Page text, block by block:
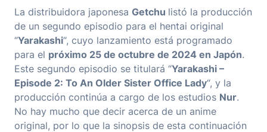
La distribuidora japonesa Getchu listó la producción
de un segundo episodio para el hentai original
“Yarakashi“, cuyo lanzamiento está programado
para el próximo 25 de octubre de 2024 en Japón.
Este segundo episodio se titulará “Yarakashi –
Episode 2: To An Older Sister Office Lady“, y la
producción continúa a cargo de los estudios Nur.
No hay mucho que decir acerca de un anime
original, por lo que la sinopsis de esta continuación